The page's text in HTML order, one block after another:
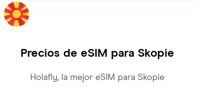
Precios de eSIM para Skopie
Holafly, la mejor eSIM para Skopie